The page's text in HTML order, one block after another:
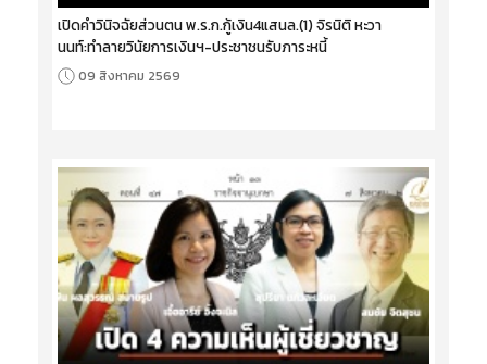
เปิดคำวินิจฉัยส่วนตน พ.ร.ก.กู้เงิน4แสนล.(1) จิรนิติ หะวา
นนท์:ทำลายวินัยการเงินฯ-ประชาชนรับภาระหนี้
09 สิงหาคม 2569